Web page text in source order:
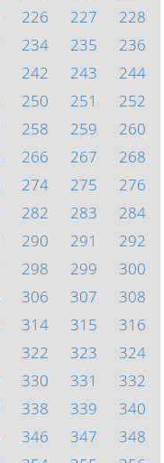
226 227
228
234 235
236
242 243
244
250 251
252
258 259
260
266 267
268
274 275
276
282 283
284
290 291
292
298 299
300
306 307
308
314 315
316
322 323
324
330 331
332
338 339
340
346 347
348